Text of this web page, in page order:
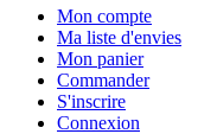
Mon compte
Ma liste d'envies
Mon panier
Commander
S'inscrire
Connexion